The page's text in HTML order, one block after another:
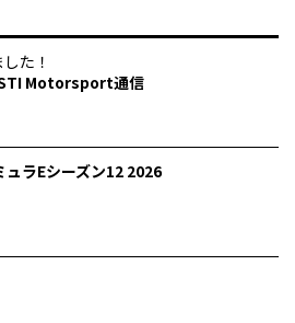
た！
Motorsport通信
ュラEシーズン12 2026